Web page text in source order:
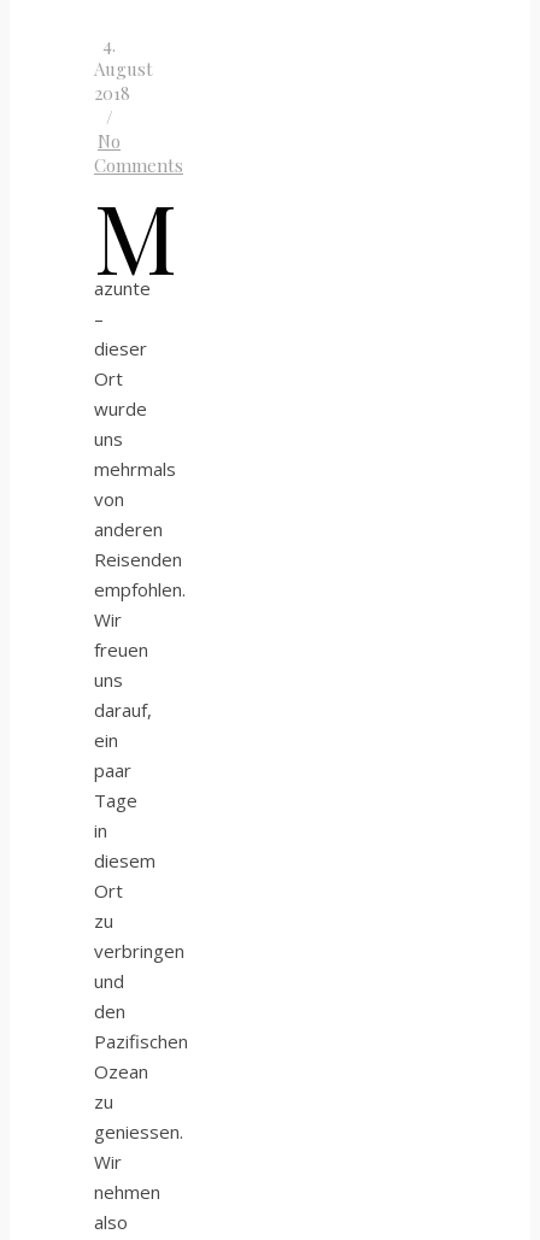
4.
August
2018
/
No
Comments
M
azunte
–
dieser
Ort
wurde
uns
mehrmals
von
anderen
Reisenden
empfohlen.
Wir
freuen
uns
darauf,
ein
paar
Tage
in
diesem
Ort
zu
verbringen
und
den
Pazifischen
Ozean
zu
geniessen.
Wir
nehmen
also